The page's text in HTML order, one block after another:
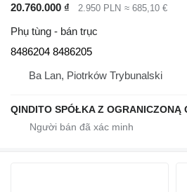
20.760.000 ₫ 2.950 PLN ≈ 685,10 €
Phụ tùng - bán trục
8486204 8486205
Ba Lan, Piotrków Trybunalski